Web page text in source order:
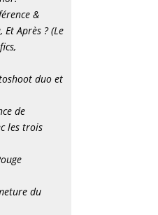
&
Et Après ? (Le
duo et
de
les trois
du